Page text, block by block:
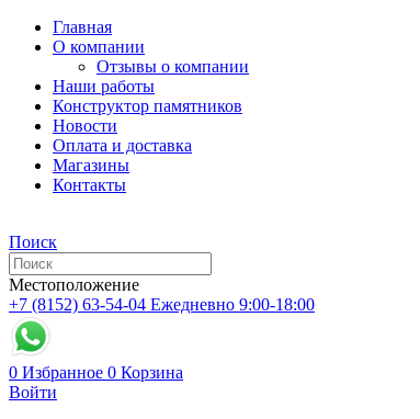
Главная
О компании
Отзывы о компании
Наши работы
Конструктор памятников
Новости
Оплата и доставка
Магазины
Контакты
Поиск
Местоположение
+7 (8152) 63-54-04 Ежедневно 9:00-18:00
0 Избранное 0 Корзина
Войти